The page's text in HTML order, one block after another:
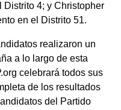
Distrito 4; y Christopher
en el Distrito 51.
realizaron un
a lo largo de esta
celebrará todos sus
de los resultados
del Partido